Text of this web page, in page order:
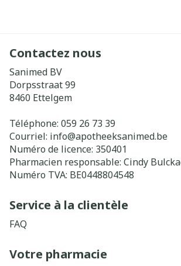
Contactez nous
Sanimed BV
Dorpsstraat 99
8460 Ettelgem
Téléphone: 059 26 73 39
Courriel: info@apotheeksanimed.be
Numéro de licence: 350401
Pharmacien responsable: Cindy
Numéro TVA: BE0448804548
Service à la clientèle
FAQ
Votre pharmacie